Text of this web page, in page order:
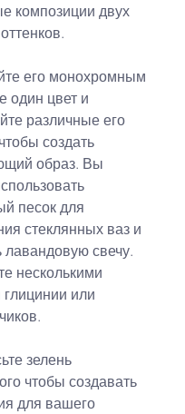
композиции двух
его монохромным
один цвет и
различные его
создать
образ. Вы
песок для
стеклянных ваз и
лавандовую свечу.
несколькими
глицинии или
зелень
чтобы создавать
для вашего